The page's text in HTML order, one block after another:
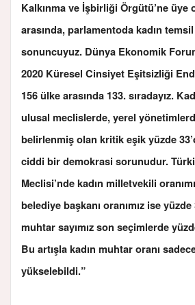
Kalkınma ve İşbirliği Örgütü’ne üye
arasında, parlamentoda kadın temsil
sonuncuyuz. Dünya Ekonomik
2020 Küresel Cinsiyet Eşitsizliği
156 ülke arasında 133. sıradayız.
ulusal meclislerde, yerel
belirlenmiş olan kritik eşik yüzde
ciddi bir demokrasi sorunudur.
Meclisi’nde kadın milletvekili
belediye başkanı oranımız ise yüzde
muhtar sayımız son seçimlerde
Bu artışla kadın muhtar oranı
yükselebildi.”